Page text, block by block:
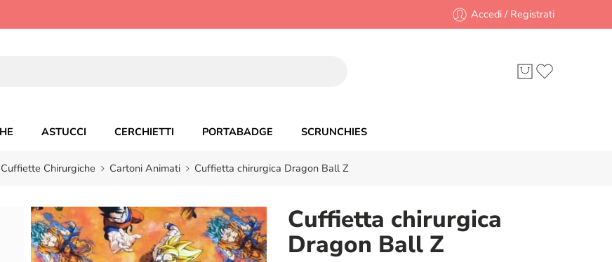
Accedi / Registrati
ASTUCCI CERCHIETTI PORTABADGE SCRUNCHIES
Cuffiette Chirurgiche Cartoni Animati Cuffietta chirurgica Dragon Ball Z
Cuffietta chirurgica
Dragon Ball Z